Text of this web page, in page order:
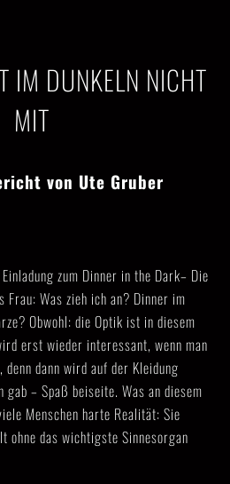
IM DUNKELN NICHT
MIT
von Ute Gruber
zum Dinner in the Dark– Die
Was zieh ich an? Dinner im
Obwohl: die Optik ist in diesem
erst wieder interessant, wenn man
dann wird auf der Kleidung
– Spaß beiseite. Was an diesem
Menschen harte Realität: Sie
ohne das wichtigste Sinnesorgan